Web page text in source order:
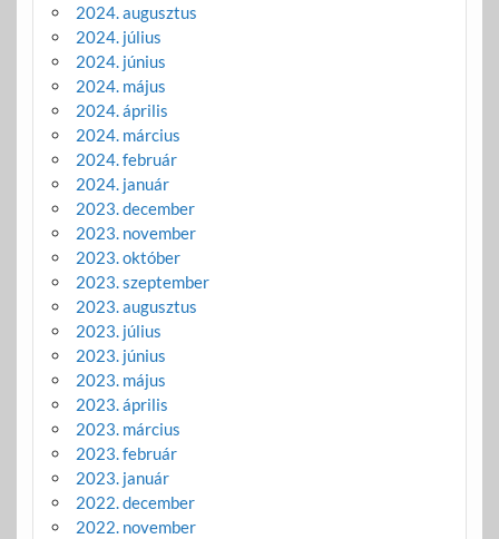
2024. augusztus
2024. július
2024. június
2024. május
2024. április
2024. március
2024. február
2024. január
2023. december
2023. november
2023. október
2023. szeptember
2023. augusztus
2023. július
2023. június
2023. május
2023. április
2023. március
2023. február
2023. január
2022. december
2022. november